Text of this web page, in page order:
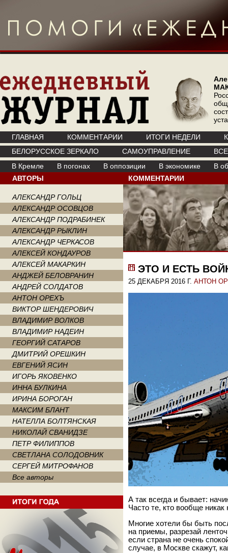
ГЛАВНАЯ КОММЕНТАРИИ ИТОГИ НЕДЕЛИ
БЕЛОРУССКОЕ ЗЕРКАЛО
САМОУПРАВЛЕНИЕ
В Кремле
В погонах В оппозиции В экономике
В
АВТОРЫ
АЛЕКСАНДР ГОЛЬЦ
АЛЕКСАНДР ОСОВЦОВ
АЛЕКСАНДР ПОДРАБИНЕК
АЛЕКСАНДР РЫКЛИН
АЛЕКСАНДР ЧЕРКАСОВ
АЛЕКСЕЙ КОНДАУРОВ
АЛЕКСЕЙ МАКАРКИН
АНДЖЕЙ БЕЛОВРАНИН
АНДРЕЙ СОЛДАТОВ
АНТОН ОРЕХЪ
ВИКТОР ШЕНДЕРОВИЧ
ВЛАДИМИР ВОЛКОВ
ВЛАДИМИР НАДЕИН
ГЕОРГИЙ САТАРОВ
ДМИТРИЙ ОРЕШКИН
ЕВГЕНИЙ ЯСИН
ИГОРЬ ЯКОВЕНКО
ИННА БУЛКИНА
ИРИНА БОРОГАН
МАКСИМ БЛАНТ
НАТЕЛЛА БОЛТЯНСКАЯ
НИКОЛАЙ СВАНИДЗЕ
ПЕТР ФИЛИППОВ
СВЕТЛАНА СОЛОДОВНИК
СЕРГЕЙ МИТРОФАНОВ
Все авторы
КОММЕНТАРИИ
ЭТО И ЕСТЬ
25 ДЕКАБРЯ 2016 Г. АНТОН
А так всегда и бывает:
Часто те, кто вообще
Многие хотели бы быть
на приемы, разрезай
если страна не очень
случае, в Москве скажут,